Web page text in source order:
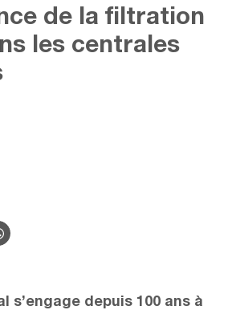
de la filtration
les centrales
s’engage depuis 100 ans à